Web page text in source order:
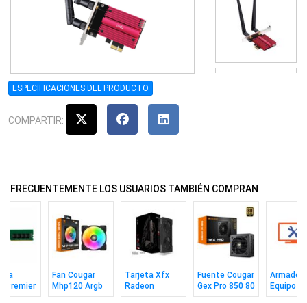
ESPECIFICACIONES DEL PRODUCTO
COMPARTIR:
FRECUENTEMENTE LOS USUARIOS TAMBIÉN COMPRAN
Premier
3200
Fan Cougar
Mhp120 Argb
Tarjeta Xfx
Radeon
Rx9060xt 8gb
Fuente Cougar
Gex Pro 850 80
Plus Gold 3.1
Armado
Equipo